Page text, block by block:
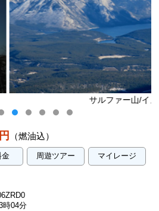
（燃油込）
金 周遊ツアー マイレージ
時04分